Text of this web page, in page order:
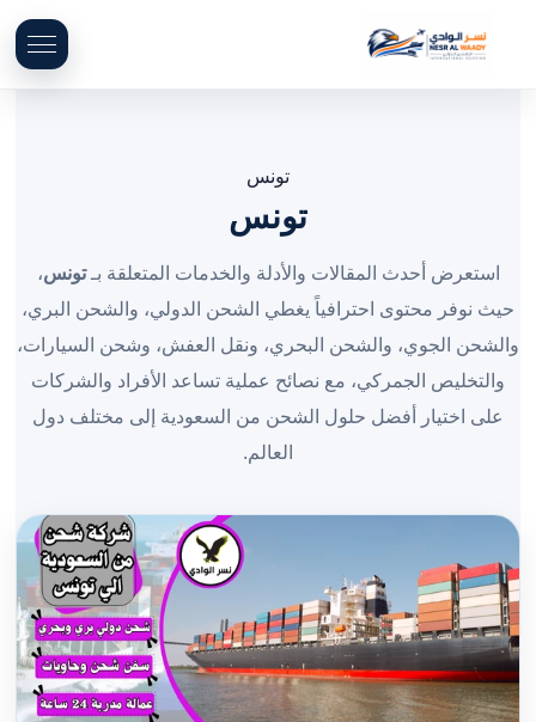
تونس
تونس
استعرض أحدث المقالات والأدلة والخدمات المتعلقة بـتونس،
حيث نوفر محتوى احترافياً يغطي الشحن الدولي، والشحن البري،
والشحن الجوي، والشحن البحري، ونقل العفش، وشحن السيارات،
والتخليص الجمركي، مع نصائح عملية تساعد الأفراد والشركات
على اختيار أفضل حلول الشحن من السعودية إلى مختلف دول
العالم.